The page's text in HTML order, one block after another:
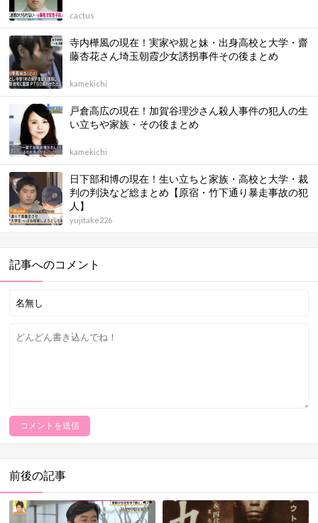
cactus
寺内樺風の現在！実家や親と妹・出身高校と大学・齋
藤杏花さん埼玉朝霞少女誘拐事件その後まとめ
kamekichi
戸倉高広の現在！加賀谷理沙さん殺人事件の犯人の生
い立ちや家族・その後まとめ
kamekichi
日下部和博の現在！生い立ちと家族・高校と大学・裁
判の判決など総まとめ【原宿・竹下通り暴走事故の犯
人】
yujitake226
記事へのコメント
前後の記事